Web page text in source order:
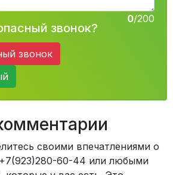
0/200
звонок?
звонок
своими впечатлениями о
60-44 или любыми